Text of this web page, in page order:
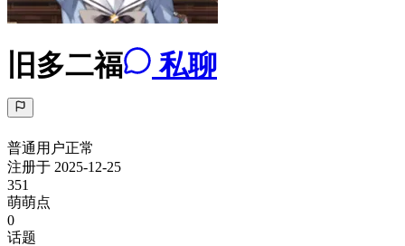
旧多二福 私聊
普通用户正常
注册于 2025-12-25
351
萌萌点
0
话题